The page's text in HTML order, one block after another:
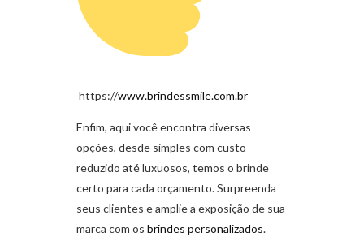
https://www.brindessmile.com.br
Enfim, aqui você encontra diversas
opções, desde simples com custo
reduzido até luxuosos, temos o brinde
certo para cada orçamento. Surpreenda
seus clientes e amplie a exposição de sua
marca com os brindes personalizados.